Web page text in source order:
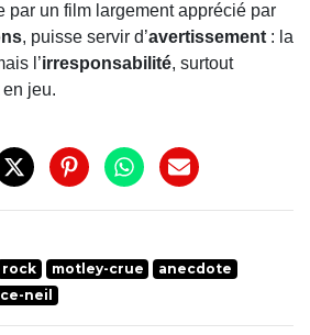
par un film largement apprécié par
, puisse servir d’avertissement : la
l’irresponsabilité, surtout
jeu.
rock motley-crue
anecdote
neil